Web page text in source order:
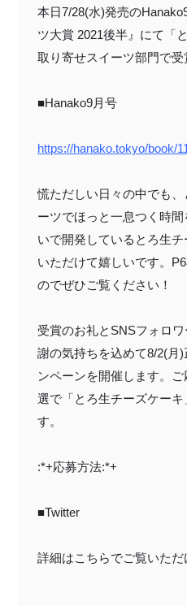
特集記事
メンバー特典
ご利用ガイド
プライバシーポリシー
特定商取引法に基づく表記
本日7/28(水)発売の
ツ大賞 2021後半』にて「
取り寄せスイーツ部門で受
■Hanako9月号
https://hanako.tokyo/book/
慌ただしい日々の中でも
ーツでほっと一息つく時
いで開発しているとろ生
いただけて嬉しいです。
のでぜひご覧ください！
受賞のお礼と SNSフォロワ
謝の気持ちを込めて8/2(月
ンペーンを開催します。
選で「とろ生チーズケーキ
す。
:*+応募方法:*+
■Twitter
詳細はこちらでご覧いただ